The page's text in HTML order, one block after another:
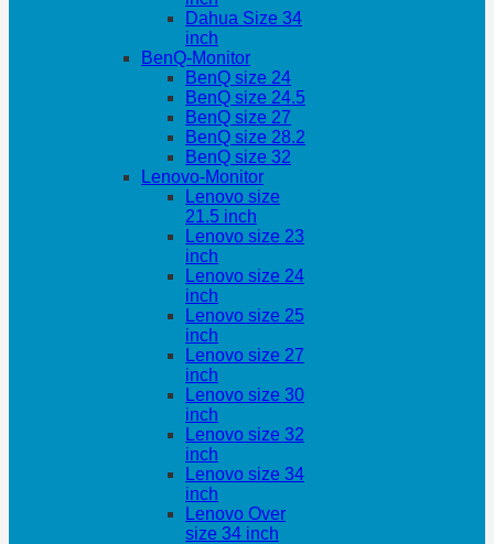
Dahua Size 34
inch
BenQ-Monitor
BenQ size 24
BenQ size 24.5
BenQ size 27
BenQ size 28.2
BenQ size 32
Lenovo-Monitor
Lenovo size
21.5 inch
Lenovo size 23
inch
Lenovo size 24
inch
Lenovo size 25
inch
Lenovo size 27
inch
Lenovo size 30
inch
Lenovo size 32
inch
Lenovo size 34
inch
Lenovo Over
size 34 inch